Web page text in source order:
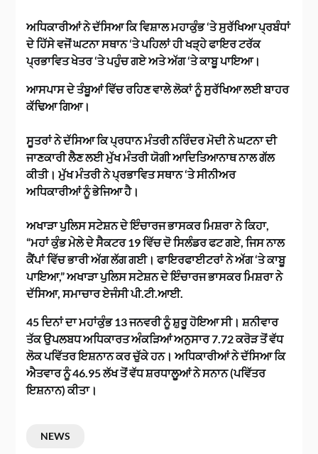
ਅਧਿਕਾਰੀਆਂ ਨੇ ਦੱਸਿਆ ਕਿ ਵਿਸ਼ਾਲ ਮਹਾਕੁੰਭ ‘ਤੇ ਸੁਰੱਖਿਆ ਪ੍ਰਬੰਧਾਂ
ਦੇ ਹਿੱਸੇ ਵਜੋਂ ਘਟਨਾ ਸਥਾਨ ‘ਤੇ ਪਹਿਲਾਂ ਹੀ ਖੜ੍ਹੇ ਫਾਇਰ ਟਰੱਕ
ਪ੍ਰਭਾਵਿਤ ਖੇਤਰ ‘ਤੇ ਪਹੁੰਚ ਗਏ ਅਤੇ ਅੱਗ ‘ਤੇ ਕਾਬੂ ਪਾਇਆ।
ਆਸਪਾਸ ਦੇ ਤੰਬੂਆਂ ਵਿੱਚ ਰਹਿਣ ਵਾਲੇ ਲੋਕਾਂ ਨੂੰ ਸੁਰੱਖਿਆ ਲਈ ਬਾਹਰ
ਕੱਢਿਆ ਗਿਆ।
ਸੂਤਰਾਂ ਨੇ ਦੱਸਿਆ ਕਿ ਪ੍ਰਧਾਨ ਮੰਤਰੀ ਨਰਿੰਦਰ ਮੋਦੀ ਨੇ ਘਟਨਾ ਦੀ
ਜਾਣਕਾਰੀ ਲੈਣ ਲਈ ਮੁੱਖ ਮੰਤਰੀ ਯੋਗੀ ਆਦਿਤਿਆਨਾਥ ਨਾਲ ਗੱਲ
ਕੀਤੀ। ਮੁੱਖ ਮੰਤਰੀ ਨੇ ਪ੍ਰਭਾਵਿਤ ਸਥਾਨ ‘ਤੇ ਸੀਨੀਅਰ
ਅਧਿਕਾਰੀਆਂ ਨੂੰ ਭੇਜਿਆ ਹੈ।
ਅਖਾੜਾ ਪੁਲਿਸ ਸਟੇਸ਼ਨ ਦੇ ਇੰਚਾਰਜ ਭਾਸਕਰ ਮਿਸ਼ਰਾ ਨੇ ਕਿਹਾ,
“ਮਹਾਂ ਕੁੰਭ ਮੇਲੇ ਦੇ ਸੈਕਟਰ 19 ਵਿੱਚ ਦੋ ਸਿਲੰਡਰ ਫਟ ਗਏ, ਜਿਸ ਨਾਲ
ਕੈਂਪਾਂ ਵਿੱਚ ਭਾਰੀ ਅੱਗ ਲੱਗ ਗਈ। ਫਾਇਰਫਾਈਟਰਾਂ ਨੇ ਅੱਗ ‘ਤੇ ਕਾਬੂ
ਪਾਇਆ,” ਅਖਾੜਾ ਪੁਲਿਸ ਸਟੇਸ਼ਨ ਦੇ ਇੰਚਾਰਜ ਭਾਸਕਰ ਮਿਸ਼ਰਾ ਨੇ
ਦੱਸਿਆ, ਸਮਾਚਾਰ ਏਜੰਸੀ ਪੀ.ਟੀ.ਆਈ.
45 ਦਿਨਾਂ ਦਾ ਮਹਾਂਕੁੰਭ 13 ਜਨਵਰੀ ਨੂੰ ਸ਼ੁਰੂ ਹੋਇਆ ਸੀ। ਸ਼ਨੀਵਾਰ
ਤੱਕ ਉਪਲਬਧ ਅਧਿਕਾਰਤ ਅੰਕੜਿਆਂ ਅਨੁਸਾਰ 7.72 ਕਰੋੜ ਤੋਂ ਵੱਧ
ਲੋਕ ਪਵਿੱਤਰ ਇਸ਼ਨਾਨ ਕਰ ਚੁੱਕੇ ਹਨ। ਅਧਿਕਾਰੀਆਂ ਨੇ ਦੱਸਿਆ ਕਿ
ਐਤਵਾਰ ਨੂੰ 46.95 ਲੱਖ ਤੋਂ ਵੱਧ ਸ਼ਰਧਾਲੂਆਂ ਨੇ ਸਨਾਨ (ਪਵਿੱਤਰ
ਇਸ਼ਨਾਨ) ਕੀਤਾ।
NEWS